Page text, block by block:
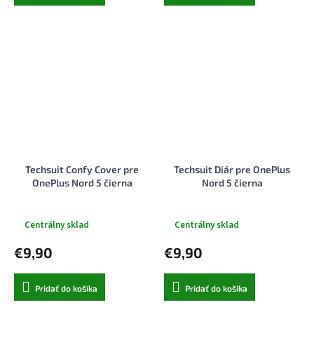
Techsuit Confy Cover pre
OnePlus Nord 5 čierna
Centrálny sklad
€9,90
Pridať do košíka
Techsuit Diár pre OnePlus
Nord 5 čierna
Centrálny sklad
€9,90
Pridať do košíka